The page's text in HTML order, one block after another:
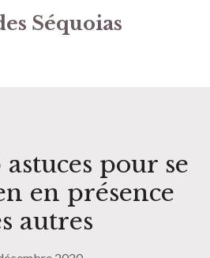
Séquoias
astuces pour se
en présence
autres